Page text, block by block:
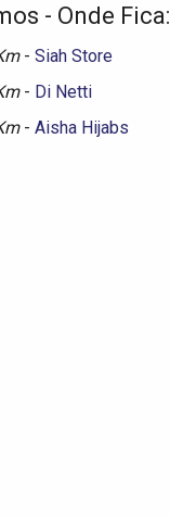
- Onde Fica:
- Siah Store
- Di Netti
- Aisha Hijabs